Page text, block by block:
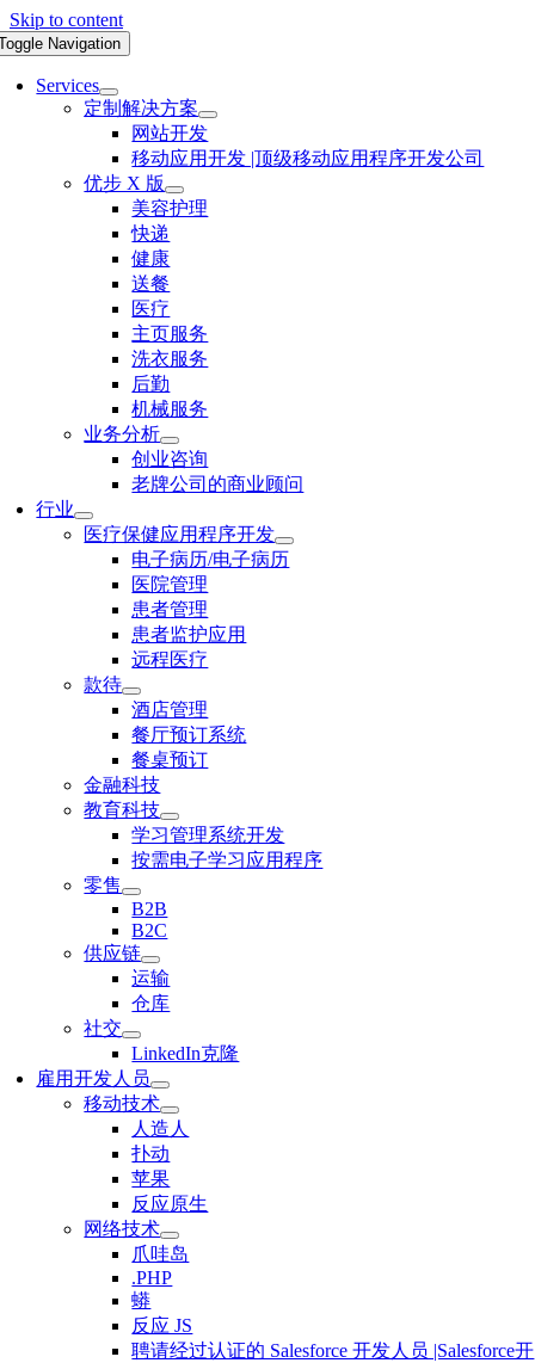
Skip to content
Navigation
Services
定制解决方案
网站开发
移动应用开发 |顶级移动应用程序开发公司
优步 X 版
美容护理
快递
健康
送餐
医疗
主页服务
洗衣服务
后勤
机械服务
业务分析
创业咨询
老牌公司的商业顾问
行业
医疗保健应用程序开发
电子病历/电子病历
医院管理
患者管理
患者监护应用
远程医疗
款待
酒店管理
餐厅预订系统
餐桌预订
金融科技
教育科技
学习管理系统开发
按需电子学习应用程序
零售
B2B
B2C
供应链
运输
仓库
社交
LinkedIn克隆
雇用开发人员
移动技术
人造人
扑动
苹果
反应原生
网络技术
爪哇岛
.PHP
蟒
反应 JS
聘请经过认证的 Salesforce 开发人员 |Salesforce开